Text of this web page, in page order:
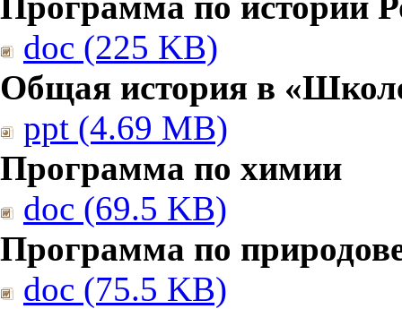
doc (225 KB)
Общая история в
ppt (4.69 MB)
Программа по химии
doc (69.5 KB)
Программа по
doc (75.5 KB)